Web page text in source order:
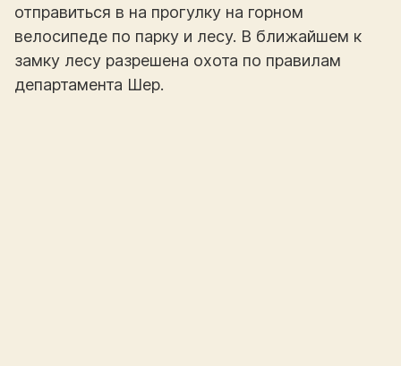
отправиться в на прогулку на горном
велосипеде по парку и лесу. В ближайшем к
замку лесу разрешена охота по правилам
департамента Шер.